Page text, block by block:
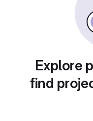
Explore
find